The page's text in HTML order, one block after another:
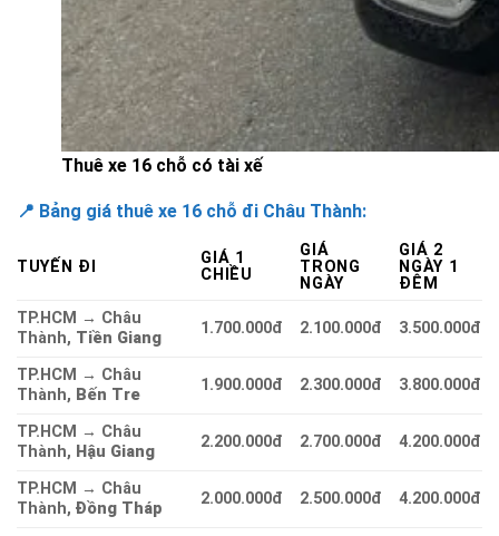
Thuê xe 16 chỗ có tài xế
📍 Bảng giá thuê xe 16 chỗ đi Châu Thành:
TUYẾN ĐI
GIÁ 1
CHIỀU
GIÁ
TRONG
NGÀY
GIÁ 2
NGÀY 1
ĐÊM
TP.HCM → Châu
Thành, Tiền Giang
1.700.000đ 2.100.000đ 3.500.000đ
TP.HCM → Châu
Thành, Bến Tre
1.900.000đ 2.300.000đ 3.800.000đ
TP.HCM → Châu
Thành, Hậu Giang
2.200.000đ 2.700.000đ 4.200.000đ
TP.HCM → Châu
Thành, Đồng Tháp
2.000.000đ 2.500.000đ 4.200.000đ